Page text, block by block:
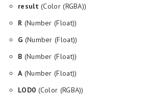
result (Color (RGBA))
R (Number (Float))
G (Number (Float))
B (Number (Float))
A(Number (Float))
LOD0 (Color (RGBA))